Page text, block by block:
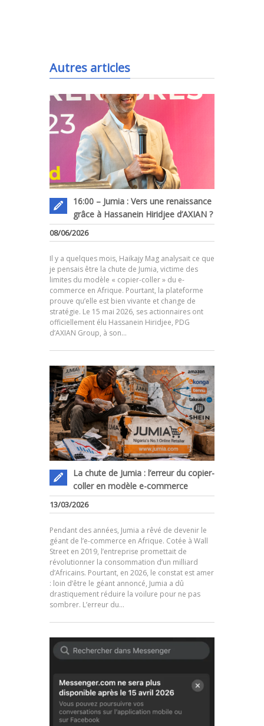
Autres articles
16:00 – Jumia : Vers une renaissance
grâce à Hassanein Hiridjee d’AXIAN ?
08/06/2026
Il y a quelques mois, Haikajy Mag analysait ce que
je pensais être la chute de Jumia, victime des
limites du modèle « copier-coller » du e-
commerce en Afrique. Pourtant, la plateforme
prouve qu’elle est bien vivante et change de
stratégie. Le 15 mai 2026, ses actionnaires ont
officiellement élu Hassanein Hiridjee, PDG
d’AXIAN Group, à son…
La chute de Jumia : l’erreur du copier-
coller en modèle e-commerce
13/03/2026
Pendant des années, Jumia a rêvé de devenir le
géant de l’e-commerce en Afrique. Cotée à Wall
Street en 2019, l’entreprise promettait de
révolutionner la consommation d’un milliard
d’Africains. Pourtant, en 2026, le constat est amer
: loin d’être le géant annoncé, Jumia a dû
drastiquement réduire la voilure pour ne pas
sombrer. L’erreur du…